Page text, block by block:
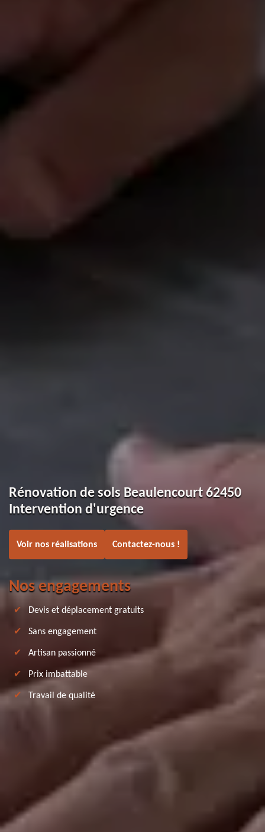
Rénovation de sols Beaulencourt 62450
Intervention d'urgence
Voir nos réalisations Contactez-nous !
Nos engagements
Devis et déplacement gratuits
Sans engagement
Artisan passionné
Prix imbattable
Travail de qualité